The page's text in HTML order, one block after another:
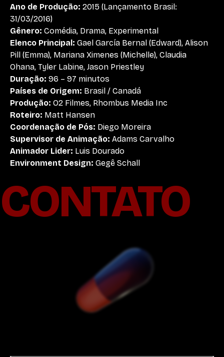
Ano de Produção: 2015 (Lançamento Brasil:
31/03/2016)
Gênero: Comédia, Drama, Experimental
Elenco Principal: Gael García Bernal (Edward), Alison
Pill (Emma), Mariana Ximenes (Michelle), Claudia
Ohana, Tyler Labine, Jason Priestley
Duração: 96 – 97 minutos
Países de Origem: Brasil / Canadá
Produção: O2 Filmes, Rhombus Media Inc
Roteiro: Matt Hansen
Coordenação de Pós: Diego Moreira
Supervisor de Animação: Adams Carvalho
Animador Lider: Luis Dourado
Environment Design: Gegê Schall
CONTATO